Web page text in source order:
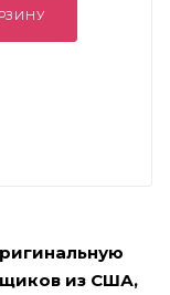
из США,